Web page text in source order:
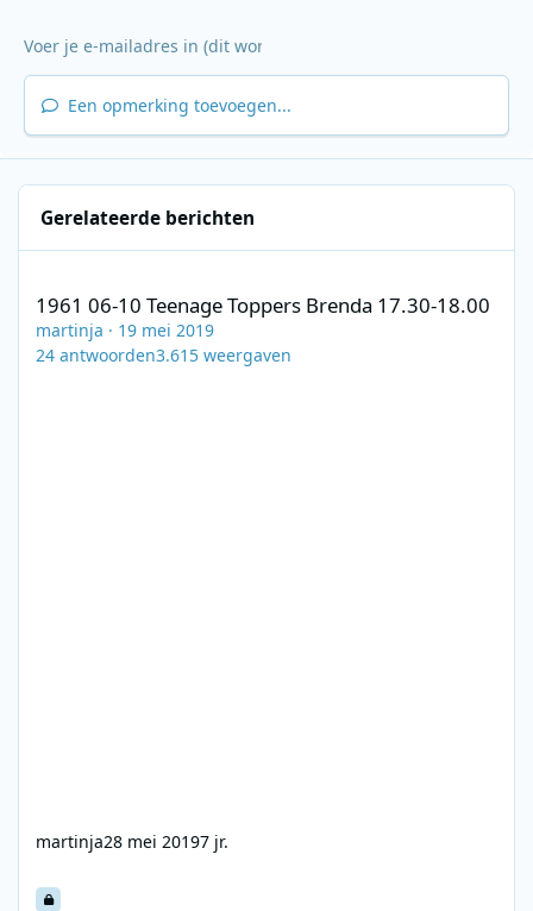
Een opmerking toevoegen...
Gerelateerde berichten
1961 06-10 Teenage Toppers Brenda 17.30-18.00
martinja · 19 mei 2019
24 antwoorden3.615 weergaven
martinja28 mei 20197 jr.
DCR tunes